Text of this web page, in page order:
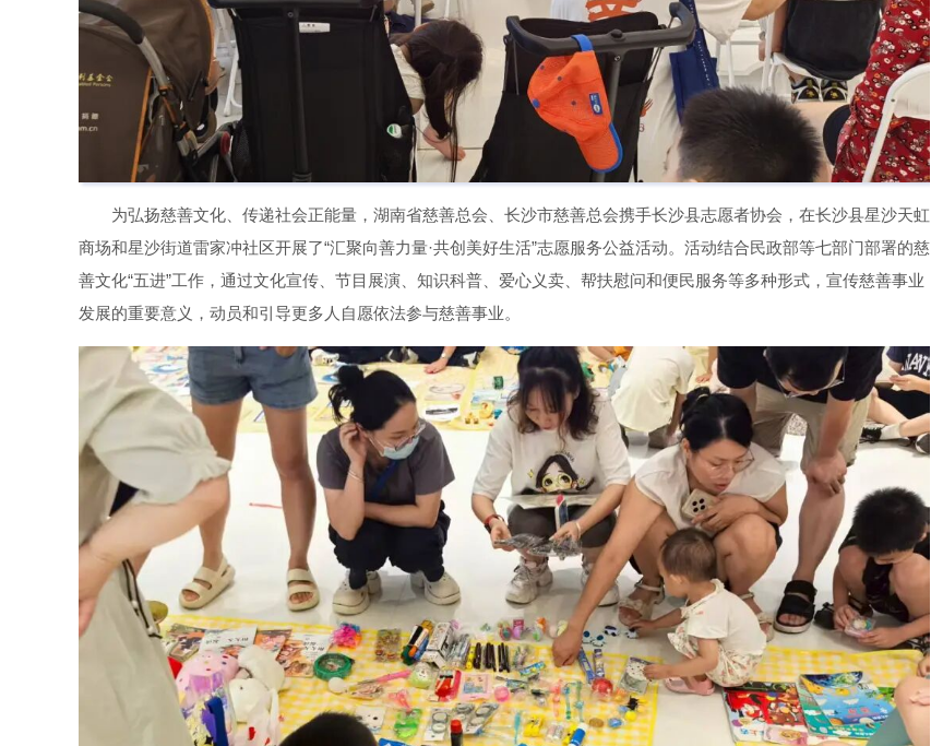
为弘扬慈善文化、传递社会正能量，湖南省慈善总会、长沙市慈善总会携手长沙县志愿者协会，在长沙县星沙天虹
商场和星沙街道雷家冲社区开展了“汇聚向善力量·共创美好生活”志愿服务公益活动。活动结合民政部等七部门部署的慈
善文化“五进”工作，通过文化宣传、节目展演、知识科普、爱心义卖、帮扶慰问和便民服务等多种形式，宣传慈善事业
发展的重要意义，动员和引导更多人自愿依法参与慈善事业。